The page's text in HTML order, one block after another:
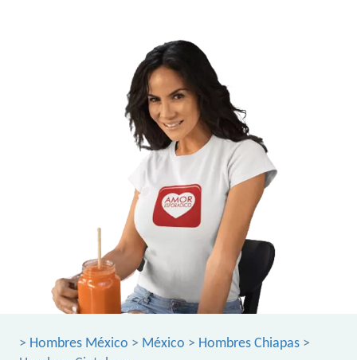
> Hombres México > México > Hombres Chiapas >